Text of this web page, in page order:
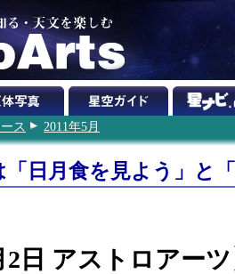
ス 2011年5月
「日月食を見よう」と
2日 アストロアー